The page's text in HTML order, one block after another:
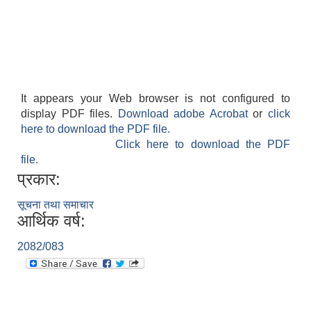
It appears your Web browser is not configured to
display PDF files.
Download adobe Acrobatorclick
here to download the PDF file.
Click here to download the PDF
file.
प्रकार:
सूचना तथा समाचार
आर्थिक वर्ष:
2082/083